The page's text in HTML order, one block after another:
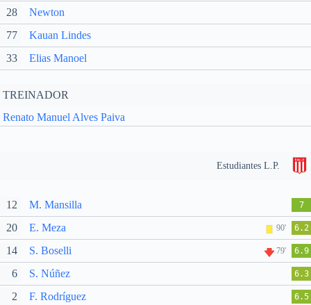
28
Newton
77
Kauan Lindes
33
Elias Manoel
TREINADOR
Renato Manuel Alves Paiva
Estudiantes L.P.
12 M. Mansilla 7
20 E. Meza 90' 6.2
14 S. Boselli 79' 6.9
6 S. Núñez 6.3
2 F. Rodríguez 6.5